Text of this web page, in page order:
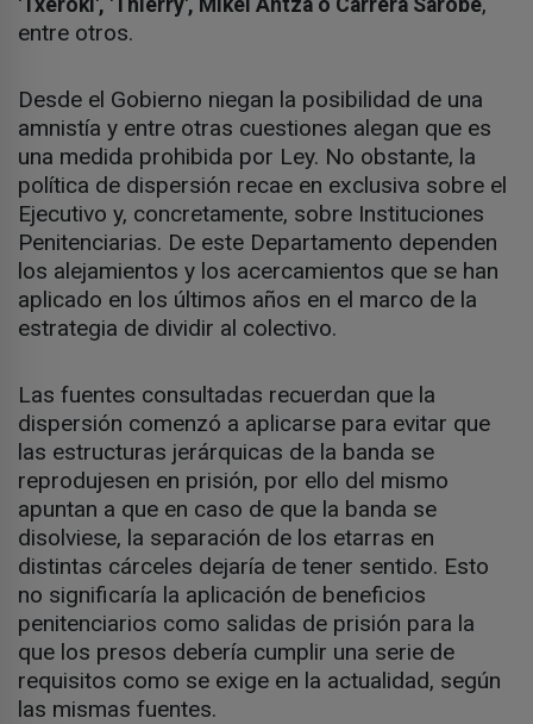
entre otros.
Desde el Gobierno niegan la posibilidad de una
amnistía y entre otras cuestiones alegan que es
una medida prohibida por Ley. No obstante, la
política de dispersión recae en exclusiva sobre el
Ejecutivo y, concretamente, sobre Instituciones
Penitenciarias. De este Departamento dependen
los alejamientos y los acercamientos que se han
aplicado en los últimos años en el marco de la
estrategia de dividir al colectivo.
Las fuentes consultadas recuerdan que la
dispersión comenzó a aplicarse para evitar que
las estructuras jerárquicas de la banda se
reprodujesen en prisión, por ello del mismo
apuntan a que en caso de que la banda se
disolviese, la separación de los etarras en
distintas cárceles dejaría de tener sentido. Esto
no significaría la aplicación de beneficios
penitenciarios como salidas de prisión para la
que los presos debería cumplir una serie de
requisitos como se exige en la actualidad, según
las mismas fuentes.